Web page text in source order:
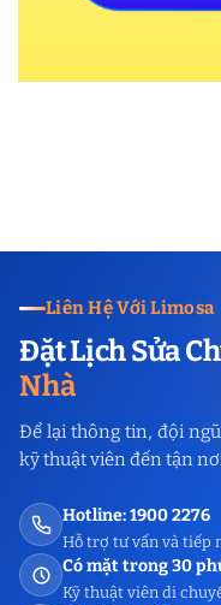
Liên Hệ Với Limosa
Đặt Lịch Sửa
Nhà
Để lại thông tin, đội
kỹ thuật viên đến tận
Hotline: 1900 2276
Hỗ trợ tư vấn và tiếp
Có mặt trong 30
Kỹ thuật viên di